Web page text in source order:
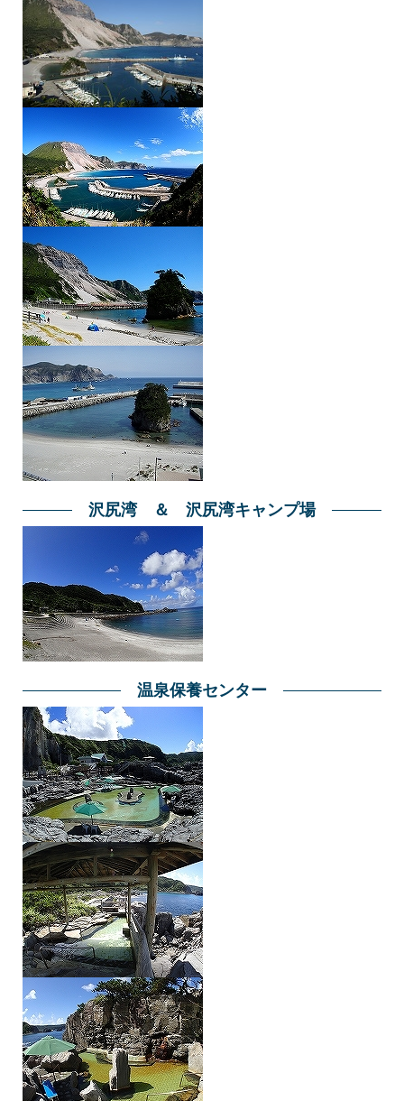
沢尻湾 ＆ 沢尻湾キャンプ場
温泉保養センター